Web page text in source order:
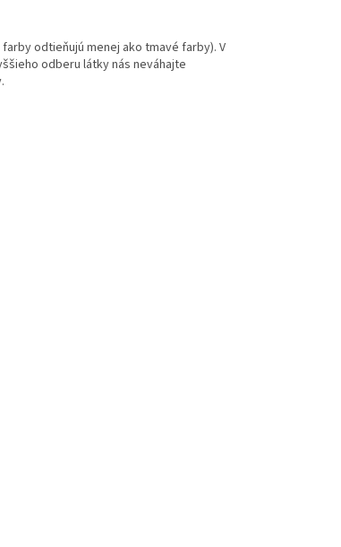
odtieňujú menej ako tmavé farby). V
odberu látky nás neváhajte